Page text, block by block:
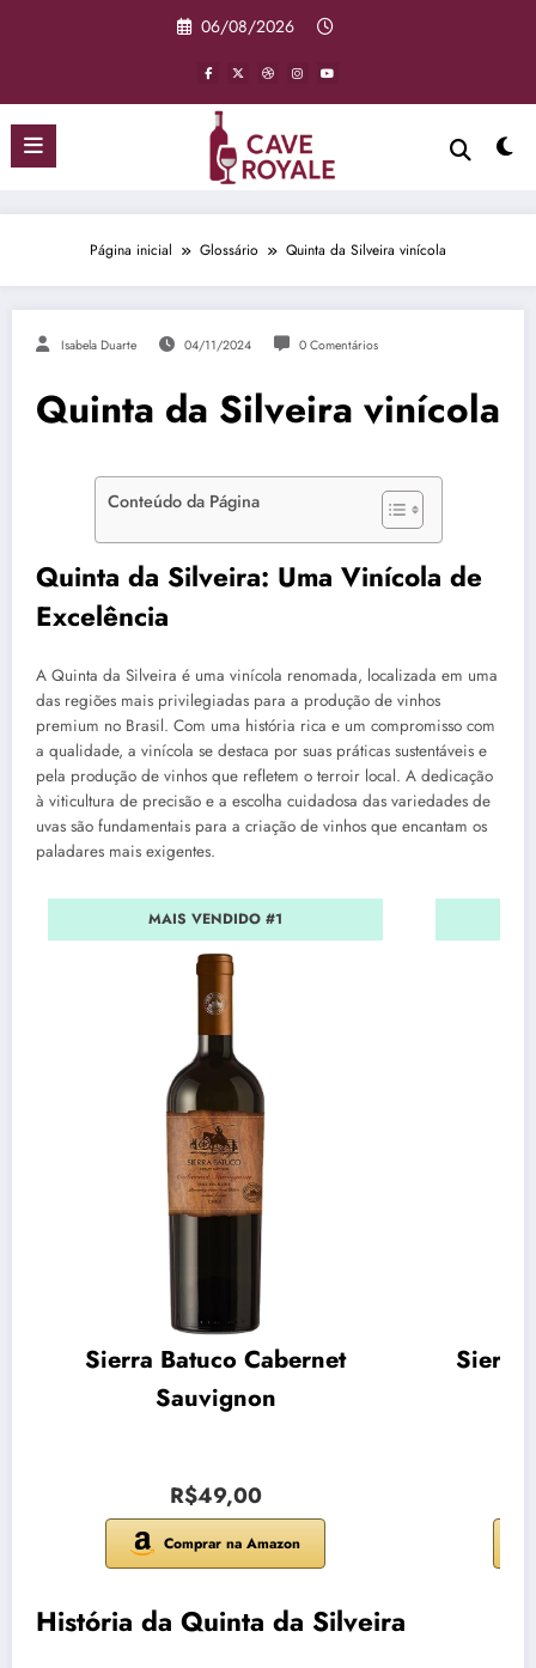
06/08/2026
Página inicial Glossário Quinta da Silveira vinícola
Isabela Duarte 04/11/2024 0 Comentários
Quinta da Silveira vinícola
Conteúdo da Página
Quinta da Silveira: Uma Vinícola de
Excelência
A Quinta da Silveira é uma vinícola renomada, localizada em uma
das regiões mais privilegiadas para a produção de vinhos
premium no Brasil. Com uma história rica e um compromisso com
a qualidade, a vinícola se destaca por suas práticas sustentáveis e
pela produção de vinhos que refletem o terroir local. A dedicação
à viticultura de precisão e a escolha cuidadosa das variedades de
uvas são fundamentais para a criação de vinhos que encantam os
paladares mais exigentes.
MAIS VENDIDO #1
Sierra Batuco Cabernet
Sauvignon
R$49,00
Comprar na Amazon
Sierra
História da Quinta da Silveira